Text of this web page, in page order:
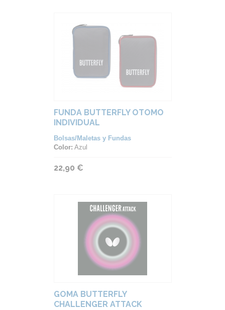
FUNDA BUTTERFLY OTOMO
INDIVIDUAL
Bolsas/Maletas y Fundas
Color: Azul
22,90 €
GOMA BUTTERFLY
CHALLENGER ATTACK